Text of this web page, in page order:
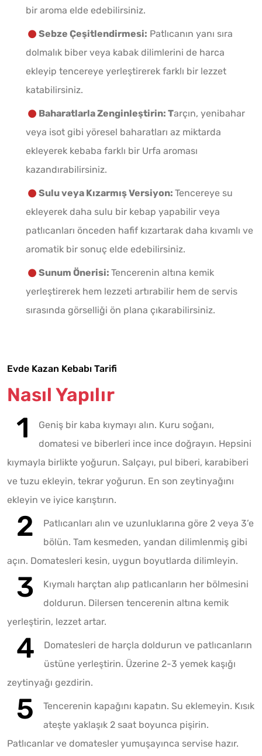
bir aroma elde edebilirsiniz.
Sebze Çeşitlendirmesi: Patlıcanın yanı sıra
dolmalık biber veya kabak dilimlerini de harca
ekleyip tencereye yerleştirerek farklı bir lezzet
katabilirsiniz.
Baharatlarla Zenginleştirin: Tarçın, yenibahar
veya isot gibi yöresel baharatları az miktarda
ekleyerek kebaba farklı bir Urfa aroması
kazandırabilirsiniz.
Sulu veya Kızarmış Versiyon: Tencereye su
ekleyerek daha sulu bir kebap yapabilir veya
patlıcanları önceden hafif kızartarak daha kıvamlı ve
aromatik bir sonuç elde edebilirsiniz.
Sunum Önerisi: Tencerenin altına kemik
yerleştirerek hem lezzeti artırabilir hem de servis
sırasında görselliği ön plana çıkarabilirsiniz.
Evde Kazan Kebabı Tarifi
Nasıl Yapılır
Geniş bir kaba kıymayı alın. Kuru soğanı,
domatesi ve biberleri ince ince doğrayın. Hepsini
kıymayla birlikte yoğurun. Salçayı, pul biberi, karabiberi
ve tuzu ekleyin, tekrar yoğurun. En son zeytinyağını
ekleyin ve iyice karıştırın.
Patlıcanları alın ve uzunluklarına göre 2 veya 3’e
bölün. Tam kesmeden, yandan dilimlenmiş gibi
açın. Domatesleri kesin, uygun boyutlarda dilimleyin.
Kıymalı harçtan alıp patlıcanların her bölmesini
doldurun. Dilersen tencerenin altına kemik
yerleştirin, lezzet artar.
Domatesleri de harçla doldurun ve patlıcanların
üstüne yerleştirin. Üzerine 2-3 yemek kaşığı
zeytinyağı gezdirin.
Tencerenin kapağını kapatın. Su eklemeyin. Kısık
ateşte yaklaşık 2 saat boyunca pişirin.
Patlıcanlar ve domatesler yumuşayınca servise hazır.